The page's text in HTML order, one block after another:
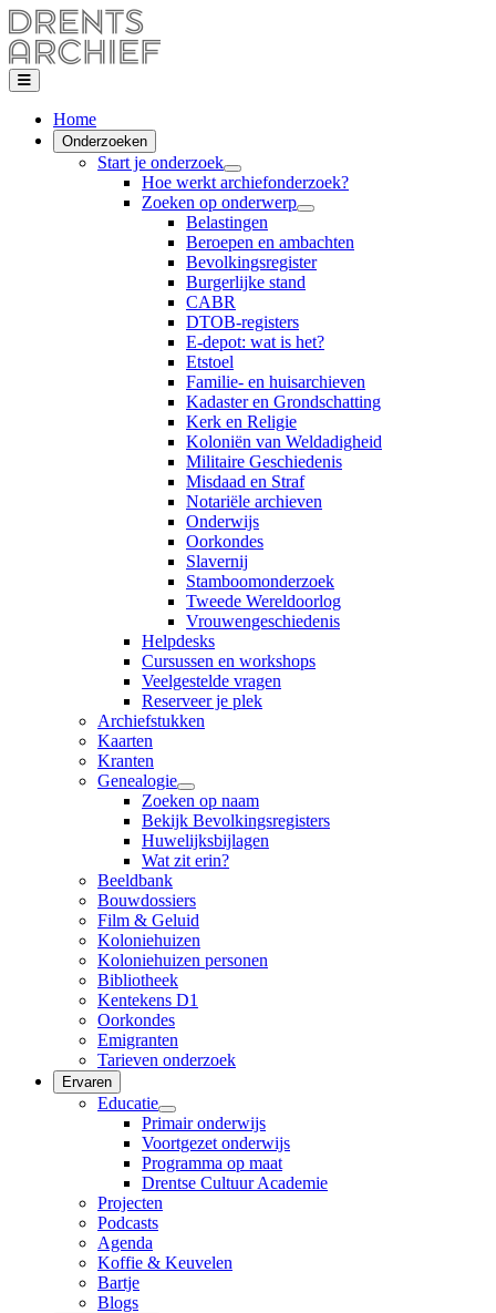
Home
Onderzoeken
Start je onderzoek
Hoe werkt archiefonderzoek?
Zoeken op onderwerp
Belastingen
Beroepen en ambachten
Bevolkingsregister
Burgerlijke stand
CABR
DTOB-registers
E-depot: wat is het?
Etstoel
Familie- en huisarchieven
Kadaster en Grondschatting
Kerk en Religie
Koloniën van Weldadigheid
Militaire Geschiedenis
Misdaad en Straf
Notariële archieven
Onderwijs
Oorkondes
Slavernij
Stamboomonderzoek
Tweede Wereldoorlog
Vrouwengeschiedenis
Helpdesks
Cursussen en workshops
Veelgestelde vragen
Reserveer je plek
Archiefstukken
Kaarten
Kranten
Genealogie
Zoeken op naam
Bekijk Bevolkingsregisters
Huwelijksbijlagen
Wat zit erin?
Beeldbank
Bouwdossiers
Film & Geluid
Koloniehuizen
Koloniehuizen personen
Bibliotheek
Kentekens D1
Oorkondes
Emigranten
Tarieven onderzoek
Ervaren
Educatie
Primair onderwijs
Voortgezet onderwijs
Programma op maat
Drentse Cultuur Academie
Projecten
Podcasts
Agenda
Koffie & Keuvelen
Bartje
Blogs